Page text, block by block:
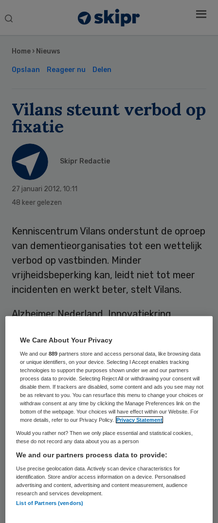
Search
Home › Nieuws
Opslaan Reageer nu Delen
Vilans steunt verbod op
fixatie
Skipr Redactie
27 januari 2012, 10:11
48 keer gelezen
Kenniscentrum Vilans onderstunt de oproep
van dementieorganisaties tot een wettelijk
verbod op vastbinden. Minder
vrijheidsbeperking kan, leidt niet tot meer
incidenten en werkt beter, stelt Vilans.
Alzheimer Nederland, Innovatiekring
wettelijk verbodin een open brief aan de
Tweede Kamer. Die behandelt het
wetsvoorstel Zorg en Dwang. Deze wet
moet mensen met dementie beschermen
tegen onnodige vrijheidsbeperking. Volgens
de dementieorganisaties biedt het huidige
wetsvoorstel onvoldoende bescherming
aan mensen met dementie. Fixeren werkt
averechts en brengt ernstige schade toe
aan de gezondheid en kwaliteit van leven.
Routine
Sidebar
We Care About Your Privacy
We and our889 partners store and access personal data, like browsing data
or unique identifiers, on your device. Selecting I Accept enables tracking
technologies to support the purposes shown under we and our partners
process data to provide. Selecting Reject All or withdrawing your consent will
disable them. If trackers are disabled, some content and ads you see may not
be as relevant to you. You can resurface this menu to change your choices or
withdraw consent at any time by clicking the Manage Preferences link on the
bottom of the webpage. Your choices will have effect within our Website. For
more details, refer to our Privacy Policy.
Privacy Statement
Would you rather not? Then we only place essential and statistical cookies,
these do not record any data about you as a person
We and our partners process data to provide:
Use precise geolocation data. Actively scan device characteristics for
identification. Store and/or access information on a device. Personalised
advertising and content, advertising and content measurement, audience
research and services development.
List of Partners (vendors)